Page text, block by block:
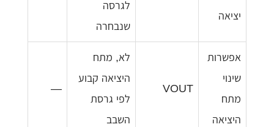
יציאה
לגרסה
שנבחרה
אפשרות
שינוי
מתח
היציאה
VOUT
לא, מתח
היציאה קבוע
לפי גרסת
השבב
—